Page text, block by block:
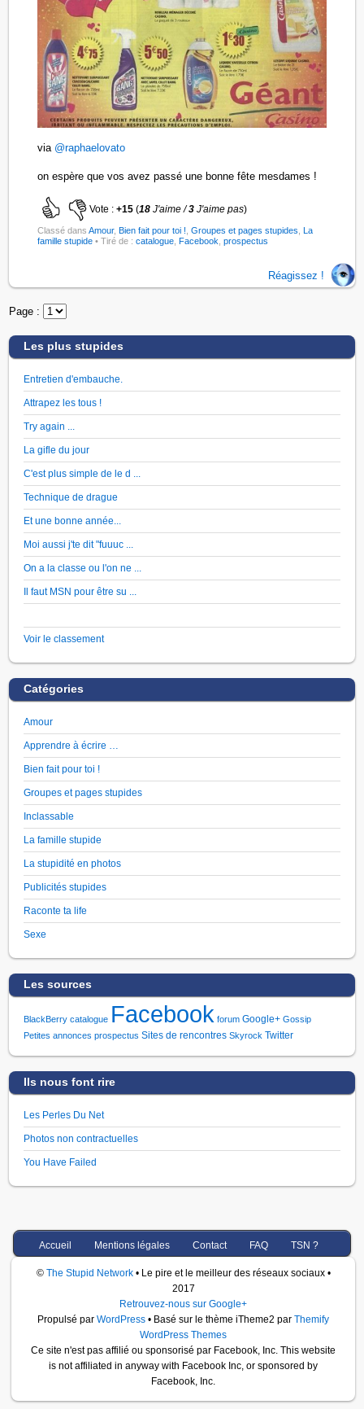
via @raphaelovato
on espère que vos avez passé une bonne fête mesdames !
Vote :+15 (18J'aime /3 J'aime pas)
Classé dansAmour, Bien fait pour toi ! ,Groupes et pages stupides
La
famille stupide • Tiré de :catalogue Facebook ,prospectus
Réagissez !
Page :
Les plus stupides
Entretien d'embauche.
Attrapez les tous !
Try again ...
La gifle du jour
C'est plus simple de le d ...
Technique de drague
Et une bonne année...
Moi aussi j'te dit "fuuuc ...
On a la classe ou l'on ne ...
Il faut MSN pour être su ...
Voir le classement
Catégories
Amour
Apprendre à écrire …
Bien fait pour toi !
Groupes et pages stupides
Inclassable
La famille stupide
La stupidité en photos
Publicités stupides
Raconte ta life
Sexe
Les sources
BlackBerry catalogue Facebook forum Google+ Gossip
Petites annonces prospectus Sites de rencontres Skyrock Twitter
Ils nous font rire
Les Perles Du Net
Photos non contractuelles
You Have Failed
Accueil Mentions légales Contact FAQ TSN ?
© The Stupid Network• Le pire et le meilleur des réseaux sociaux •
2017
Retrouvez-nous sur Google+
Propulsé par WordPress • Basé sur le thème iTheme2 par Themify
WordPress Themes
Ce site n'est pas affilié ou sponsorisé par Facebook, Inc. This website
is not affiliated in anyway with Facebook Inc, or sponsored by
Facebook, Inc.